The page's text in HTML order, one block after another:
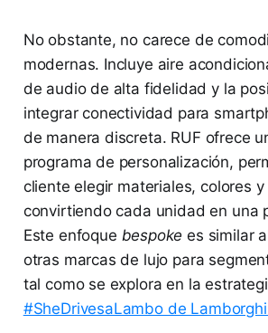
No obstante, no carece de
modernas. Incluye aire
de audio de alta fidelidad y la
integrar conectividad para
de manera discreta. RUF ofrece
programa de personalización,
cliente elegir materiales, colores
convirtiendo cada unidad en una
Este enfoque bespoke es similar
otras marcas de lujo para
tal como se explora en la
#SheDrivesaLambo de